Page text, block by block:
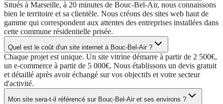
Situés à Marseille, à 20 minutes de Bouc-Bel-Air, nous connaissons
bien le territoire et sa clientèle. Nous créons des sites web haut de
gamme qui correspondent aux attentes des entreprises installées dans
cette commune résidentielle prisée.
Quel est le coût d'un site internet à Bouc-Bel-Air ?
Chaque projet est unique. Un site vitrine démarre à partir de 2 500€,
un e-commerce à partir de 5 000€. Nous établissons un devis gratuit
et détaillé après avoir échangé sur vos objectifs et votre secteur
d'activité.
Mon site sera-t-il référencé sur Bouc-Bel-Air et ses environs ?